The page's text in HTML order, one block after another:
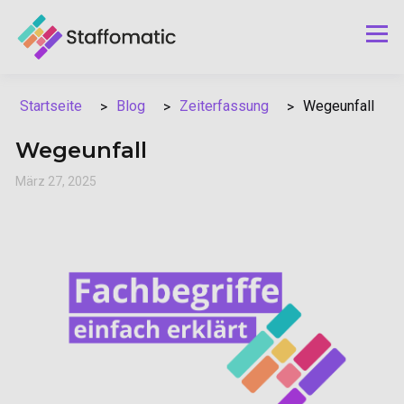
Startseite Blog Zeiterfassung Wegeunfall
Wegeunfall
März 27, 2025